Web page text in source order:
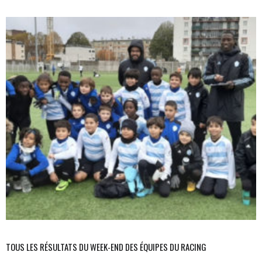
TOUS LES RÉSULTATS DU WEEK-END DES ÉQUIPES DU RACING